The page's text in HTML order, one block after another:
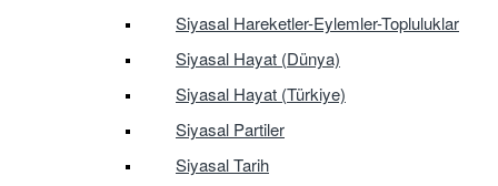
Siyasal Hareketler-Eylemler-Topluluklar
Siyasal Hayat (Dünya)
Siyasal Hayat (Türkiye)
Siyasal Partiler
Siyasal Tarih